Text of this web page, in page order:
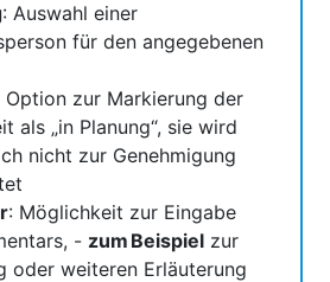
: Auswahl einer
für den angegebenen
Option zur Markierung der
als „in Planung“, sie wird
nicht zur Genehmigung
: Möglichkeit zur Eingabe
- zum Beispiel zur
oder weiteren Erläuterung